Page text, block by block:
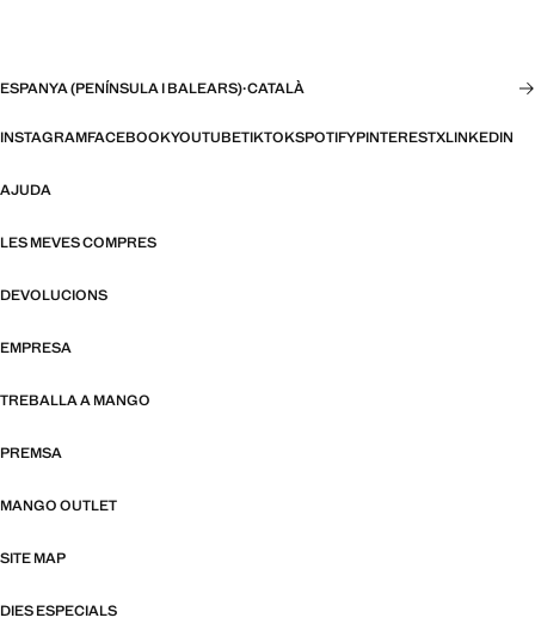
ESPANYA (PENÍNSULA I BALEARS)·CATALÀ
INSTAGRAMFACEBOOKYOUTUBETIKTOKSPOTIFYPINTERESTXLINKEDIN
AJUDA
LES MEVES COMPRES
DEVOLUCIONS
EMPRESA
TREBALLA A MANGO
PREMSA
MANGO OUTLET
SITE MAP
DIES ESPECIALS